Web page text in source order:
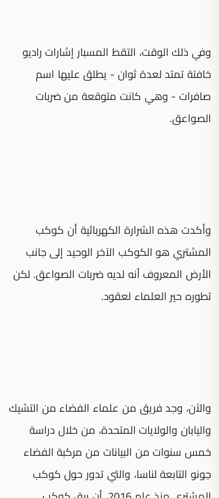
وفي ذلك الوقت، التقط المسبار إشارات راديو
خافتة تمتد لعدة ثوان - يطلق عليها اسم
صافرات - وهي كانت متوقعة من ضربات
الصواعق.
وأكدت هذه الشرارة الكهربائية أن كوكب
المشتري هو الكوكب الآخر الوحيد إلى جانب
الأرض المعروف أنه لديه ضربات الصواعق. لكن
تطوره حير العلماء لعقود.
والآن، وجد فريق من علماء الفضاء من التشيك
واليابان والولايات المتحدة، من خلال دراسة
خمس سنوات من البيانات من مركبة الفضاء
جونو التابعة لناسا، والتي تدور حول كوكب